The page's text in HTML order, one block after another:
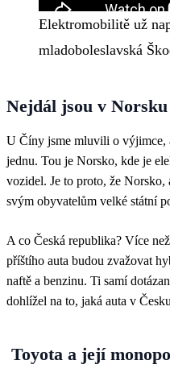
Elektromobilitě už
mladoboleslavská
Nejdál jsou v Norsku
U Číny jsme mluvili o výjimce,
jednu. Tou je Norsko, kde je
vozidel. Je to proto, že Norsko,
svým obyvatelům velké státní
A co Česká republika? Více
příštího auta budou zvažovat
naftě a benzinu. Ti samí
dohlížel na to, jaká auta v
Toyota a její